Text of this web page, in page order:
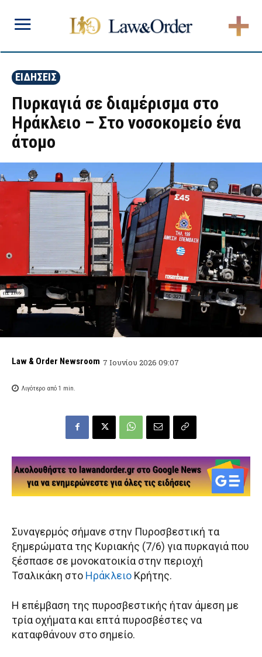
ΕΙΔΗΣΕΙΣ
Πυρκαγιά σε διαμέρισμα στο
Ηράκλειο – Στο νοσοκομείο ένα
άτομο
Law & Order Newsroom 7 Ιουνίου 2026 09:07
Λιγότερο από 1 min.
Συναγερμός σήμανε στην Πυροσβεστική τα
ξημερώματα της Κυριακής (7/6) για πυρκαγιά που
ξέσπασε σε μονοκατοικία στην περιοχή
Τσαλικάκη στο Ηράκλειο Κρήτης.
Η επέμβαση της πυροσβεστικής ήταν άμεση με
τρία οχήματα και επτά πυροσβέστες να
καταφθάνουν στο σημείο.